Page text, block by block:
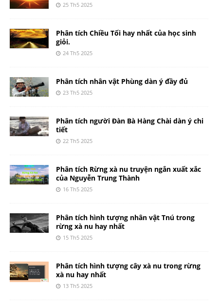
25 Th5 2025
Phân tích Chiều Tối hay nhất của học sinh
giỏi.
24 Th5 2025
Phân tích nhân vật Phùng dàn ý đầy đủ
23 Th5 2025
Phân tích người Đàn Bà Hàng Chài dàn ý chi
tiết
22 Th5 2025
Phân tích Rừng xà nu truyện ngắn xuất xắc
của Nguyễn Trung Thành
16 Th5 2025
Phân tích hình tượng nhân vật Tnú trong
rừng xà nu hay nhất
15 Th5 2025
Phân tích hình tượng cây xà nu trong rừng
xà nu hay nhất
13 Th5 2025